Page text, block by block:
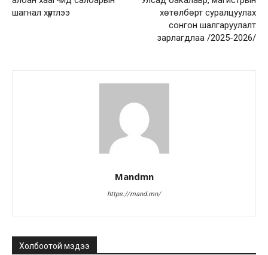
шагнал хүртлээ
хөтөлбөрт суралцуулах
сонгон шалгаруулалт
зарлагдлаа /2025-2026/
Mandmn
https://mand.mn/
Холбоотой мэдээ